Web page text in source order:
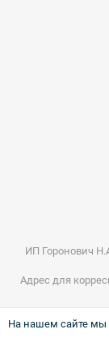
ИП Горонович
Адрес для
На нашем сайте мы